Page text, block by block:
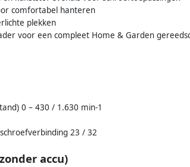
comfortabel hanteren
plekken
voor een compleet Home & Garden
0 – 430 / 1.630 min-1
23 / 32
accu)